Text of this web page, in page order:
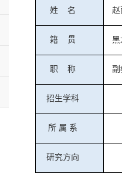
姓 名 赵
籍 贯 黑
职 称
招生学科
所 属 系
研究方向